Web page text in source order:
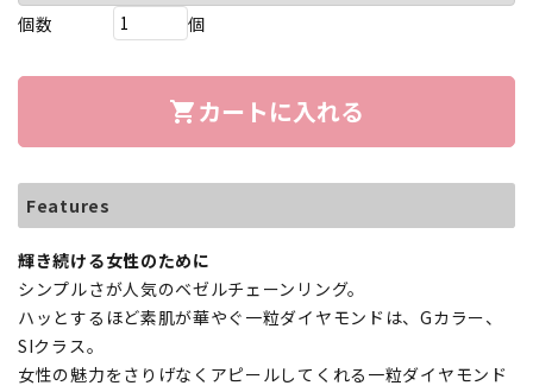
個数 個
shopping_cart カートに入れる
Features
輝き続ける女性のために
シンプルさが人気のベゼルチェーンリング。
ハッとするほど素肌が華やぐ一粒ダイヤモンドは、Gカラー、
SIクラス。
女性の魅力をさりげなくアピールしてくれる一粒ダイヤモンド